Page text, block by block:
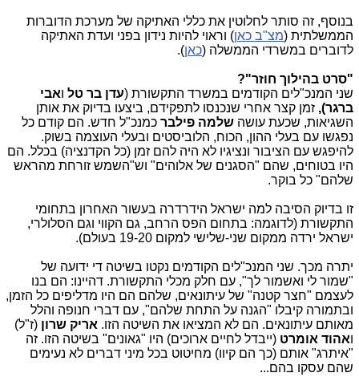
בנוסף, זה סותר לחלוטין את כללי האתיקה של מערכת הדוברות
הממשלתית (מצ"ב כאן) וראוי להיות נידון בפני ועדת האתיקה
לדוברים במשרדי הממשלה (כאן).
"סרט בהילוך חוזר"?
שני המנכ"לים הקודמים במשרד התקשורת (עדן בר טל ואבי
ברגר), זמן קצר אחרי שנכנסו לתפקידם, ביצעו בדיוק את אותן
השגיאות, שכעת עושה שלמה פילבר כמנכ"ל חדש. הם קודם כל
נפגשו עם בעלי ההון, הכוח, הלוביסטים ובעלי העוצמה בשוק.
להיפגש עם הציבור ונציגיו לא היה להם זמן (כל הקדנציה) בכלל. הם
היו בטוחים, שהם "הסגנים של אלוהים" וש"השמש זורחת מהראש
שלהם" כל בוקר.
זו בדיוק הסיבה למה ישראל הידרדרה בעשור האחרון בתחומי
התקשורת (לדוגמה: בתחום הפס הרחב, גם הקווי וגם הסלולרי,
ישראל ירדה ממקום שני-שלישי למקום 19-20 בעולם).
יתרה מכך. שני המנכ"לים הקודמים נקטו בשיטה די ידועה של
"שמור לי ואשמור לך", עם חלק מכלי התקשורת. דהיינו: הם בנו
לעצמם "חצר קטנה" של עיתונאים, שלהם הם היו מדליפים כל הזמן,
ובתמורה קיבלו "הגנה על התחת שלהם", עם דברי חנופה והלל
מאותם עיתונאים. הם לא המציאו את השיטה הזו. אריק שרון (ז"ל)
ואהוד אומרט (ייבדל לחיים ארוכים) היו "גאונים" בשיטה הזו. זה
"איתרג" אותם (כך הם קיוו) מחיטוט בכל מיני דברים לא נעימים
שהם עסקו בהם...